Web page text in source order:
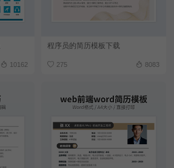
10162
程序员的简历模板下载
275 8083